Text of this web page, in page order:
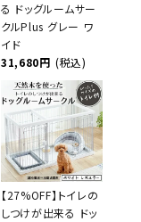
る ドッグルームサー
クルPlus グレー ワ
イド
31,680円 (税込)
【27%OFF】トイレの
しつけが出来る ドッ